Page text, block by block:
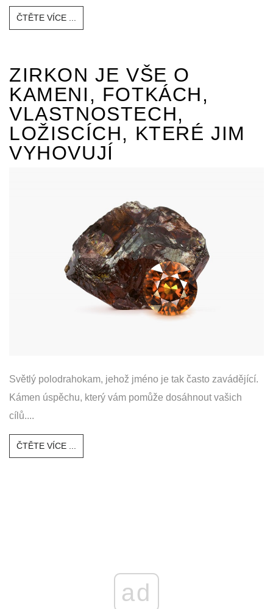
ČTĚTE VÍCE ...
ZIRKON JE VŠE O
KAMENI, FOTKÁCH,
VLASTNOSTECH,
LOŽISCÍCH, KTERÉ JIM
VYHOVUJÍ
Světlý polodrahokam, jehož jméno je tak často zavádějící.
Kámen úspěchu, který vám pomůže dosáhnout vašich
cílů....
ČTĚTE VÍCE ...
ad